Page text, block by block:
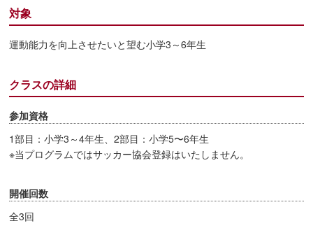
対象
運動能力を向上させたいと望む小学3～6年生
クラスの詳細
参加資格
1部目：小学3～4年生、2部目：小学5〜6年生
※当プログラムではサッカー協会登録はいたしません。
開催回数
全3回